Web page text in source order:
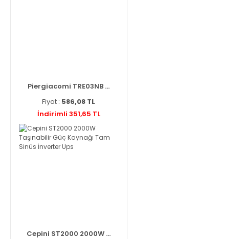
Piergiacomi TRE03NB ...
Fiyat : 586,08 TL
İndirimli 351,65 TL
Cepini ST2000 2000W ...